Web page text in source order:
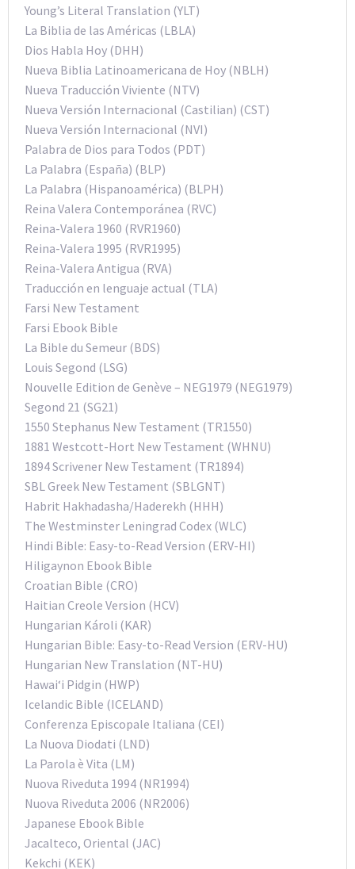
Young’s Literal Translation (YLT)
La Biblia de las Américas (LBLA)
Dios Habla Hoy (DHH)
Nueva Biblia Latinoamericana de Hoy (NBLH)
Nueva Traducción Viviente (NTV)
Nueva Versión Internacional (Castilian) (CST)
Nueva Versión Internacional (NVI)
Palabra de Dios para Todos (PDT)
La Palabra (España) (BLP)
La Palabra (Hispanoamérica) (BLPH)
Reina Valera Contemporánea (RVC)
Reina-Valera 1960 (RVR1960)
Reina-Valera 1995 (RVR1995)
Reina-Valera Antigua (RVA)
Traducción en lenguaje actual (TLA)
Farsi New Testament
Farsi Ebook Bible
La Bible du Semeur (BDS)
Louis Segond (LSG)
Nouvelle Edition de Genève – NEG1979 (NEG1979)
Segond 21 (SG21)
1550 Stephanus New Testament (TR1550)
1881 Westcott-Hort New Testament (WHNU)
1894 Scrivener New Testament (TR1894)
SBL Greek New Testament (SBLGNT)
Habrit Hakhadasha/Haderekh (HHH)
The Westminster Leningrad Codex (WLC)
Hindi Bible: Easy-to-Read Version (ERV-HI)
Hiligaynon Ebook Bible
Croatian Bible (CRO)
Haitian Creole Version (HCV)
Hungarian Károli (KAR)
Hungarian Bible: Easy-to-Read Version (ERV-HU)
Hungarian New Translation (NT-HU)
Hawai‘i Pidgin (HWP)
Icelandic Bible (ICELAND)
Conferenza Episcopale Italiana (CEI)
La Nuova Diodati (LND)
La Parola è Vita (LM)
Nuova Riveduta 1994 (NR1994)
Nuova Riveduta 2006 (NR2006)
Japanese Ebook Bible
Jacalteco, Oriental (JAC)
Kekchi (KEK)